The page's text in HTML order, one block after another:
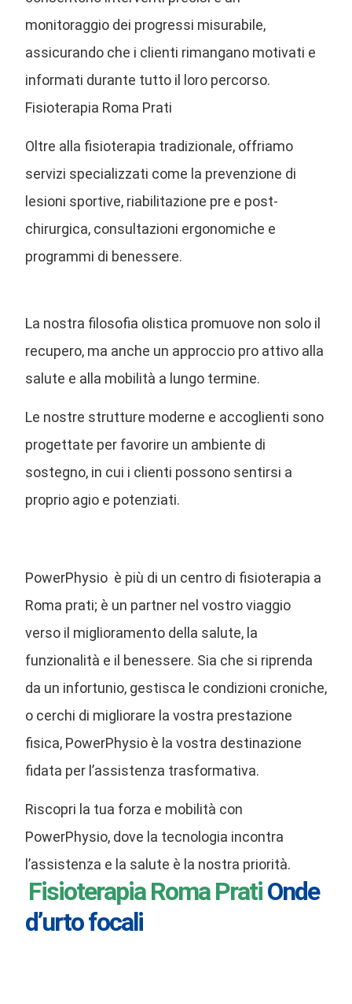
monitoraggio dei progressi misurabile,
assicurando che i clienti rimangano motivati e
informati durante tutto il loro percorso.
Fisioterapia Roma Prati
Oltre alla fisioterapia tradizionale, offriamo
servizi specializzati come la prevenzione di
lesioni sportive, riabilitazione pre e post-
chirurgica, consultazioni ergonomiche e
programmi di benessere.
La nostra filosofia olistica promuove non solo il
recupero, ma anche un approccio pro attivo alla
salute e alla mobilità a lungo termine.
Le nostre strutture moderne e accoglienti sono
progettate per favorire un ambiente di
sostegno, in cui i clienti possono sentirsi a
proprio agio e potenziati.
PowerPhysio è più di un centro di fisioterapia a
Roma prati; è un partner nel vostro viaggio
verso il miglioramento della salute, la
funzionalità e il benessere. Sia che si riprenda
da un infortunio, gestisca le condizioni croniche,
o cerchi di migliorare la vostra prestazione
fisica, PowerPhysio è la vostra destinazione
fidata per l’assistenza trasformativa.
Riscopri la tua forza e mobilità con
PowerPhysio, dove la tecnologia incontra
l’assistenza e la salute è la nostra priorità.
Fisioterapia Roma PratiOnde
d’urto focali